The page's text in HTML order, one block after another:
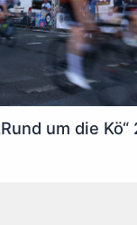
um die Kö“